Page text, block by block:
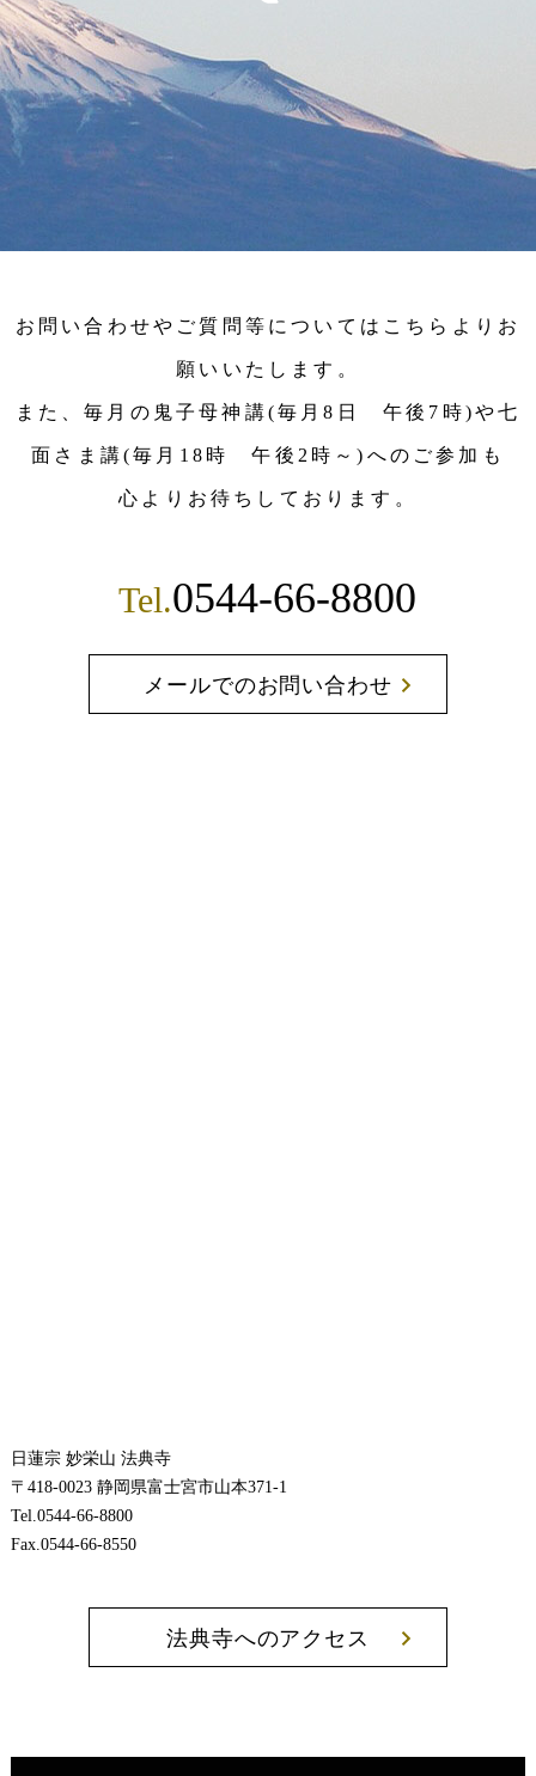
お問い合わせやご質問等についてはこちらよりお
願いいたします。
また、毎月の鬼子母神講(毎月8日 午後7時)や七
面さま講(毎月18時 午後2時～)へのご参加も
心よりお待ちしております。
Tel.0544-66-8800
メールでのお問い合わせ
日蓮宗 妙栄山 法典寺
〒418-0023 静岡県富士宮市山本371-1
Tel.0544-66-8800
Fax.0544-66-8550
法典寺へのアクセス